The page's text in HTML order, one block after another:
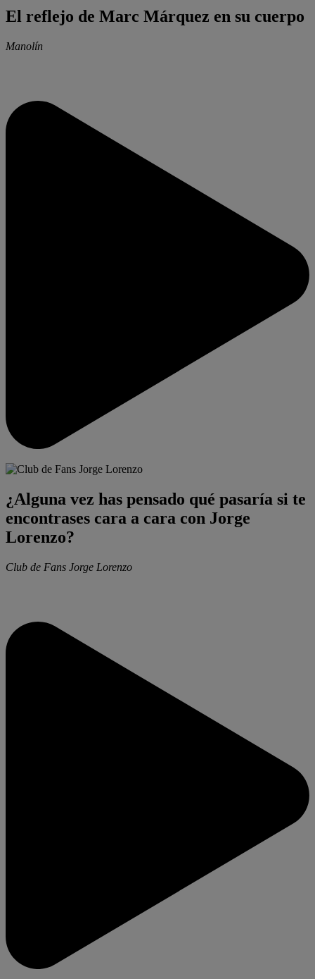
El reflejo de Marc Márquez en su cuerpo
Manolín
¿Alguna vez has pensado qué pasaría si te
encontrases cara a cara con Jorge
Lorenzo?
Club de Fans Jorge Lorenzo